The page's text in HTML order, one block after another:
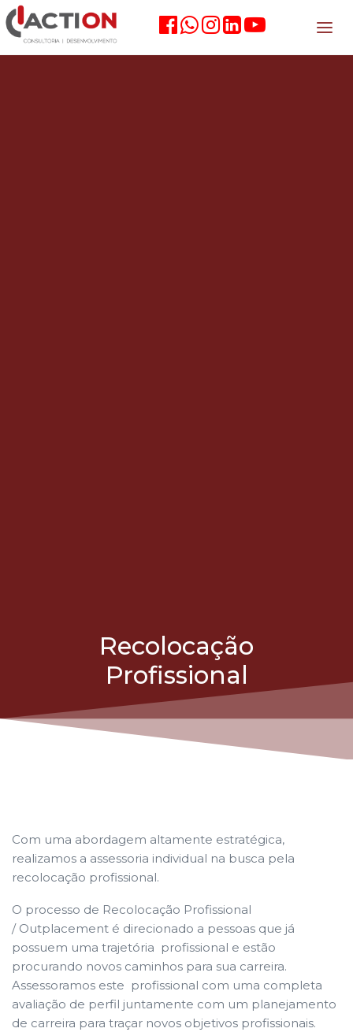
Recolocação
Profissional
Com uma abordagem altamente estratégica,
realizamos a assessoria individual na busca pela
recolocação profissional.
O processo de Recolocação Profissional
/ Outplacement é direcionado a pessoas que já
possuem uma trajetória profissional e estão
procurando novos caminhos para sua carreira.
Assessoramos este profissional com uma completa
avaliação de perfil juntamente com um planejamento
de carreira para traçar novos objetivos profissionais.